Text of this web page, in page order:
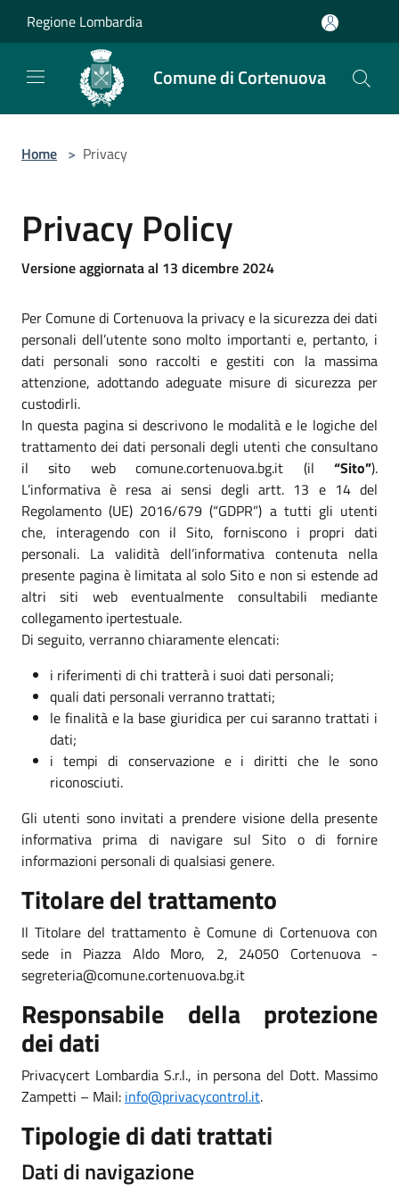
Regione Lombardia
Comune di Cortenuova
Home > Privacy
Privacy Policy
Versione aggiornata al 13 dicembre 2024
Per Comune di Cortenuova la privacy e la sicurezza dei dati
personali dell’utente sono molto importanti e, pertanto, i
dati personali sono raccolti e gestiti con la massima
attenzione, adottando adeguate misure di sicurezza per
custodirli.
In questa pagina si descrivono le modalità e le logiche del
trattamento dei dati personali degli utenti che consultano
il sito web comune.cortenuova.bg.it (il “Sito”).
L’informativa è resa ai sensi degli artt. 13 e 14 del
Regolamento (UE) 2016/679 (“GDPR”) a tutti gli utenti
che, interagendo con il Sito, forniscono i propri dati
personali. La validità dell’informativa contenuta nella
presente pagina è limitata al solo Sito e non si estende ad
altri siti web eventualmente consultabili mediante
collegamento ipertestuale.
Di seguito, verranno chiaramente elencati:
i riferimenti di chi tratterà i suoi dati personali;
quali dati personali verranno trattati;
le finalità e la base giuridica per cui saranno trattati i
dati;
i tempi di conservazione e i diritti che le sono
riconosciuti.
Gli utenti sono invitati a prendere visione della presente
informativa prima di navigare sul Sito o di fornire
informazioni personali di qualsiasi genere.
Titolare del trattamento
Il Titolare del trattamento è Comune di Cortenuova con
sede in Piazza Aldo Moro, 2, 24050 Cortenuova -
segreteria@comune.cortenuova.bg.it
Responsabile della protezione
dei dati
Privacycert Lombardia S.r.l., in persona del Dott. Massimo
Zampetti – Mail: info@privacycontrol.it.
Tipologie di dati trattati
Dati di navigazione